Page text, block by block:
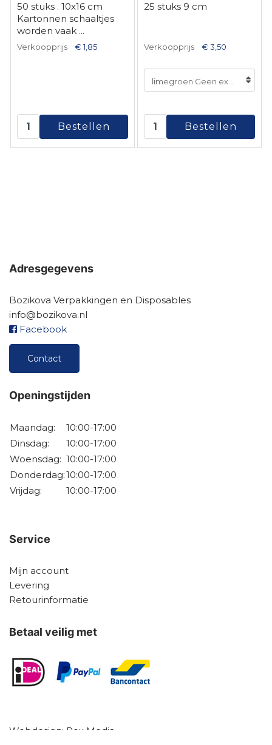
50 stuks . 10x16 cm
Kartonnen schaaltjes
worden vaak ...
Verkoopprijs € 1,85
25 stuks 9 cm
Verkoopprijs € 3,50
Adresgegevens
Bozikova Verpakkingen en Disposables
info@bozikova.nl
Facebook
Contact
Openingstijden
Maandag:
10:00-17:00
Dinsdag:
10:00-17:00
Woensdag: 10:00-17:00
Donderdag:10:00-17:00
Vrijdag:
10:00-17:00
Service
Mijn account
Levering
Retourinformatie
Betaal veilig met
Webdesign: Rex Media